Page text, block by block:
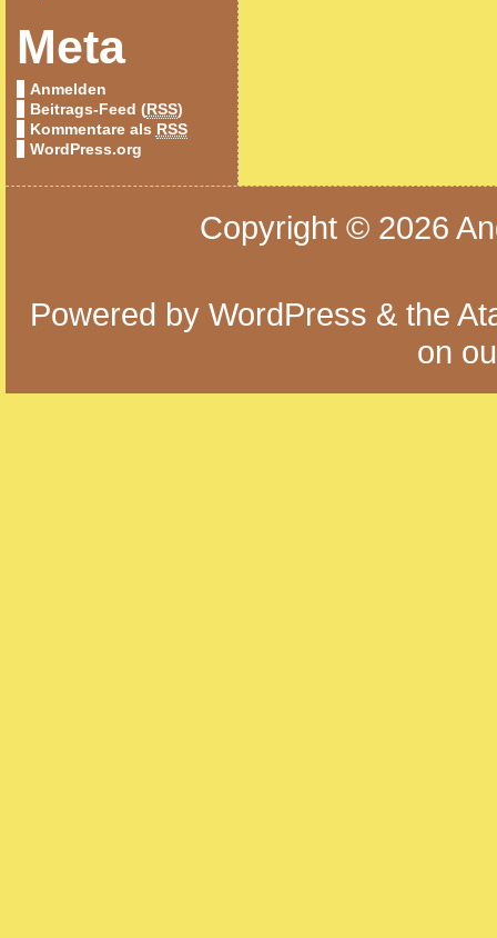
Meta
Anmelden
Beitrags-Feed (RSS)
Kommentare als RSS
WordPress.org
Copyright © 2026
Powered byWordPress & the
on